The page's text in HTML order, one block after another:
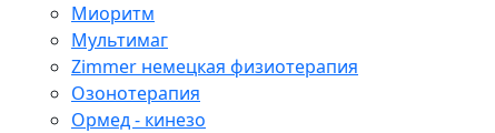
Миоритм
Мультимаг
Zimmer немецкая физиотерапия
Озонотерапия
Ормед - кинезо